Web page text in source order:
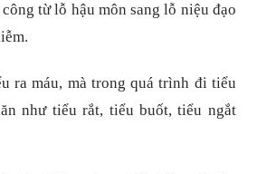
từ lỗ hậu môn sang lỗ niệu đạo
ra máu, mà trong quá trình đi tiểu
như tiểu rắt, tiểu buốt, tiểu ngắt